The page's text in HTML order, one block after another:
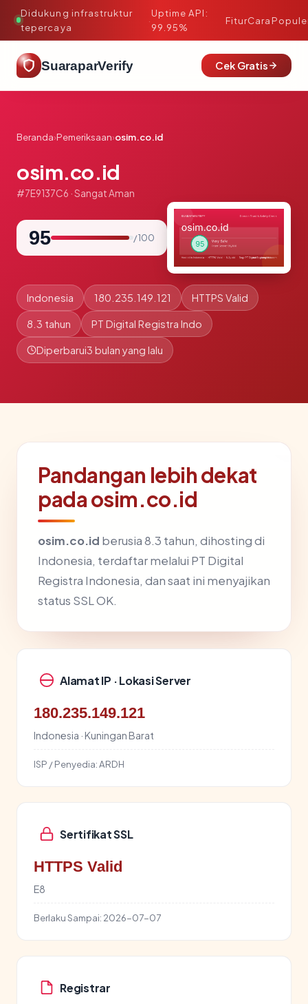
Didukung infrastruktur
tepercaya
·
Uptime API:
99.95%
FiturCara
SuaraparVerify Cek Gratis
Beranda›Pemeriksaan›osim.co.id
osim.co.id
#7E9137C6 · Sangat Aman
95 / 100
Indonesia 180.235.149.121 HTTPS Valid
8.3 tahun PT Digital Registra Indo
Diperbarui3 bulan yang lalu
Pandangan lebih dekat
pada osim.co.id
osim.co.id berusia 8.3 tahun, dihosting di
Indonesia, terdaftar melalui PT Digital
Registra Indonesia, dan saat ini menyajikan
status SSL OK.
Alamat IP · Lokasi Server
180.235.149.121
Indonesia · Kuningan Barat
ISP / Penyedia:ARDH
Sertifikat SSL
HTTPS Valid
E8
Berlaku Sampai: 2026-07-07
Registrar